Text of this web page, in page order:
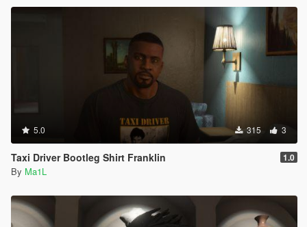
5.0 315 3
Taxi Driver Bootleg Shirt Franklin 1.0
By Ma1L